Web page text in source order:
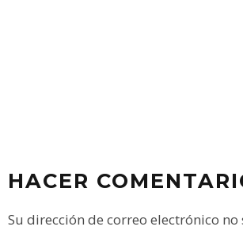
HACER
Su dirección de correo electrónico